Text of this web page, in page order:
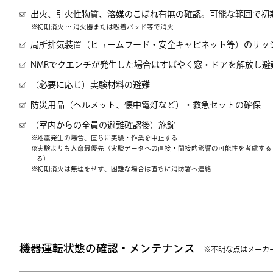
出火、引火性物質、溶媒のこぼれ有無の確認。可能な範囲で初
初期消火 … 消火器または吸着パッド等で消火
局所排気装置（ヒュームフード・安全キャビネット等）のサッ
NMRでクエンチが発生した場合はすばやく窓・ドアを解放し避
（必要に応じ）実験材料の避難
防災用品（ヘルメット、懐中電灯など）・救急セットの確保
（室内からの全員の避難確認後）施錠
地震発生の場合、直ちに実験・作業を中止する
実験よりも人命最優先（実験データへの直接・間接的影響の可能性を考慮す
る）
初期消火は無理をせず、困難な場合は直ちに消防署へ連絡
機器運転状態の確認・メンテナンス ※不明な点はメーカ